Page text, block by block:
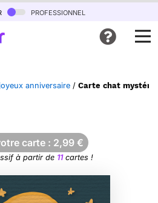
professionnel
anniversaire / Carte chat
carte : 2,99 €
à partir de 11cartes !